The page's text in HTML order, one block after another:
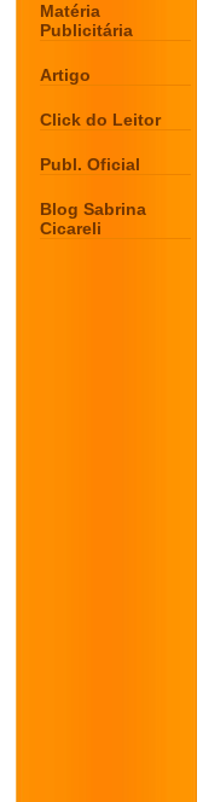
Matéria
Publicitária
Artigo
Click do Leitor
Publ. Oficial
Blog Sabrina
Cicareli